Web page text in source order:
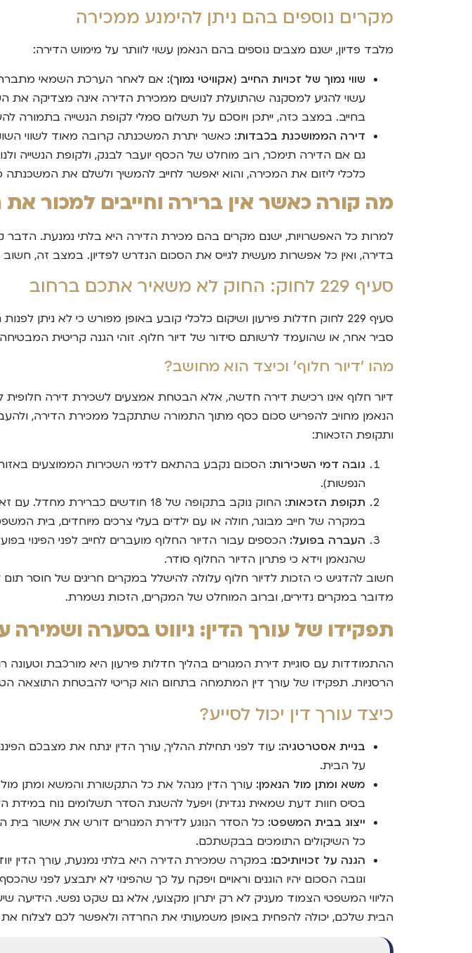
מקרים נוספים בהם ניתן להימנע ממכירה
מלבד פדיון, ישנם מצבים נוספים בהם הנאמן עשוי לוותר על מימוש הדירה:
שווי נמוך של זכויות החייב (אקוויטי נמוך): אם לאחר הערכת השמאי מתברר
עשוי להגיע למסקנה שהתועלת לנושים ממכירת הדירה אינה מצדיקה את
בחייב. במצב כזה, ייתכן ויוסכם על תשלום סמלי לקופת הנשייה בתמורה
דירה הממושכנת בכבדות: כאשר יתרת המשכנתה קרובה מאוד לשווי
גם אם הדירה תימכר, רוב מוחלט של הכסף יועבר לבנק, ולקופת הנשייה
כלכלי ליזום את המכירה, והוא יאפשר לחייב להמשיך ולשלם את
מה קורה כאשר אין ברירה וחייבים למכור את
למרות כל האפשרויות, ישנם מקרים בהם מכירת הדירה היא בלתי נמנעת. הדבר
בדירה, ואין כל אפשרות מעשית לגייס את הסכום הנדרש לפדיון. במצב זה,
סעיף 229 לחוק: החוק לא משאיר אתכם ברחוב
סעיף 229 לחוק חדלות פירעון ושיקום כלכלי קובע באופן מפורש כי לא
סביר אחר, או שהועמד לרשותם סידור של דיור חלוף. זוהי הגנה קריטית
מהו 'דיור חלוף' וכיצד הוא מחושב?
דיור חלוף אינו רכישת דירה חדשה, אלא הבטחת אמצעים לשכירת דירה
הנאמן מחויב להפריש סכום כסף מתוך התמורה שתתקבל ממכירת הדירה,
ותקופת הזכאות:
גובה דמי השכירות: הסכום נקבע בהתאם לדמי השכירות הממוצעים
הנפשות).
תקופת הזכאות:
החוק נוקב בתקופה של 18 חודשים
במקרה של חייב מבוגר, חולה או עם ילדים בעלי צרכים מיוחדים, בית
העברה בפועל: הכספים עבור הדיור החלוף מועברים לחייב לפני הפינוי
שהנאמן וידא כי פתרון הדיור החלוף סודר.
חשוב להדגיש כי הזכות לדיור חלוף עלולה להישלל במקרים חריגים של חוסר
מדובר במקרים נדירים, וברוב המוחלט של המקרים, הזכות נשמרת.
תפקידו של עורך הדין: ניווט בסערה
ההתמודדות עם סוגיית דירת המגורים בהליך חדלות פירעון היא מורכבת
הרסניות. תפקידו של עורך דין המתמחה בתחום הוא קריטי להבטחת התוצאה
כיצד עורך דין יכול לסייע?
בניית אסטרטגיה: עוד לפני תחילת ההליך, עורך הדין ינתח את מצבכם
על הבית.
משא ומתן מול הנאמן: עורך הדין מנהל את כל התקשורת והמשא ומתן
בסיס חוות דעת שמאית נגדית) ויפעל להשגת הסדר תשלומים נוח במידת
ייצוג בבית המשפט: כל הסדר הנוגע לדירת המגורים דורש את אישור בית
כל השיקולים התומכים בבקשתכם.
הגנה על זכויותיכם: במקרה שמכירת הדירה היא בלתי נמנעת, עורך הדין
וגובה הסכום יהיו הוגנים וראויים ויפקח על כך שהפינוי לא יתבצע לפני
הליווי המשפטי הצמוד מעניק לא רק יתרון מקצועי, אלא גם שקט נפשי. הידיעה
הבית שלכם, יכולה להפחית באופן משמעותי את החרדה ולאפשר לכם לצלוח את